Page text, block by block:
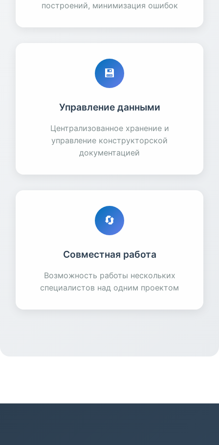
построений, минимизация ошибок
💾
Управление данными
Централизованное хранение и
управление конструкторской
документацией
🔄
Совместная работа
Возможность работы нескольких
специалистов над одним проектом